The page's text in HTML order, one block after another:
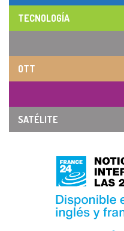
TECNOLOGÍA
OTT
SATÉLITE